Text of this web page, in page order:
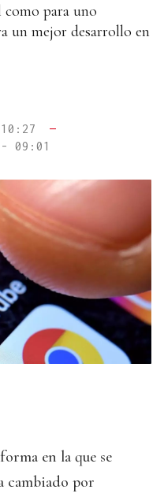
para uno
un mejor desarrollo en
—
09:01
en la que se
cambiado por